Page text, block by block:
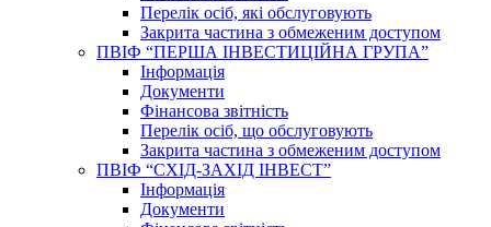
Перелік осіб, які обслуговують
Закрита частина з обмеженим доступом
ПВІФ “ПЕРША ІНВЕСТИЦІЙНА ГРУПА”
Інформація
Документи
Фінансова звітність
Перелік осіб, що обслуговують
Закрита частина з обмеженим доступом
ПВІФ “СХІД-ЗАХІД ІНВЕСТ”
Інформація
Документи